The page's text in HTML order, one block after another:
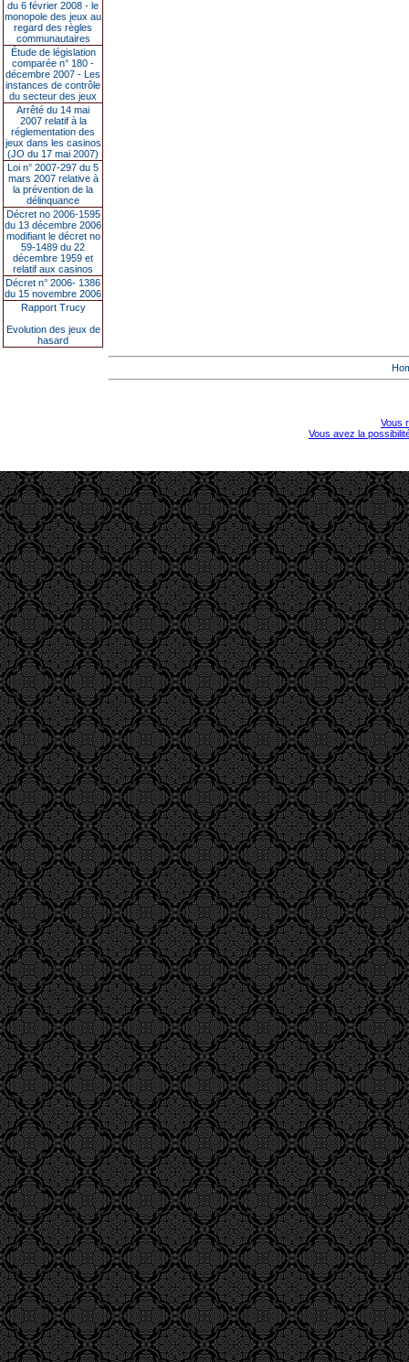
du 6 février 2008 - le
monopole des jeux au
regard des règles
communautaires
Étude de législation
comparée n° 180 -
décembre 2007 - Les
instances de contrôle
du secteur des jeux
Arrêté du 14 mai
2007 relatif à la
réglementation des
jeux dans les casinos
(JO du 17 mai 2007)
Loi n° 2007-297 du 5
mars 2007 relative à
la prévention de la
délinquance
Décret no 2006-1595
du 13 décembre 2006
modifiant le décret no
59-1489 du 22
décembre 1959 et
relatif aux casinos
Décret n° 2006- 1386
du 15 novembre 2006
Rapport Trucy
Evolution des jeux de
hasard
Vous
Vous avez la